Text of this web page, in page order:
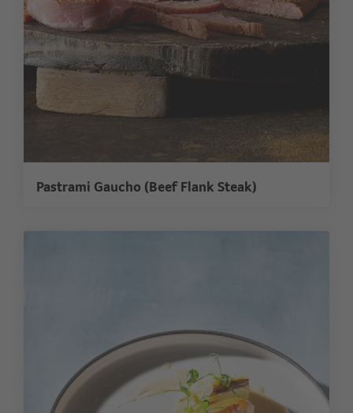
Pastrami Gaucho (Beef Flank Steak)